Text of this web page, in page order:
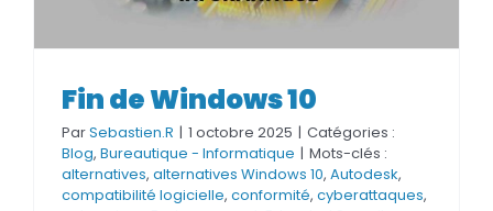
TEMOIGNAGES
Fin de Windows 10
Fin de Windows 10
ParSebastien.R | 1 octobre 2025 | Catégories :
Blog, Bureautique - Informatique | Mots-clés :
alternatives, alternatives Windows 10, Autodesk,
compatibilité logicielle, conformité, cyberattaques,